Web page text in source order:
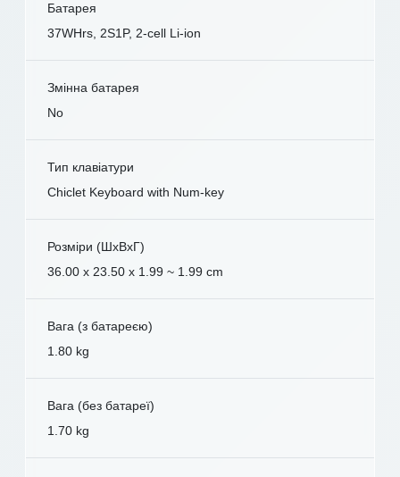
Батарея
37WHrs, 2S1P, 2-cell Li-ion
Змінна батарея
No
Тип клавіатури
Chiclet Keyboard with Num-key
Розміри (ШxВxГ)
36.00 x 23.50 x 1.99 ~ 1.99 cm
Вага (з батареєю)
1.80 kg
Вага (без батареї)
1.70 kg